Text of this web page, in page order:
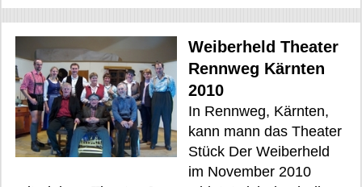
Weiberheld Theater
Rennweg Kärnten
2010
In Rennweg, Kärnten,
kann mann das Theater
Stück Der Weiberheld
im November 2010